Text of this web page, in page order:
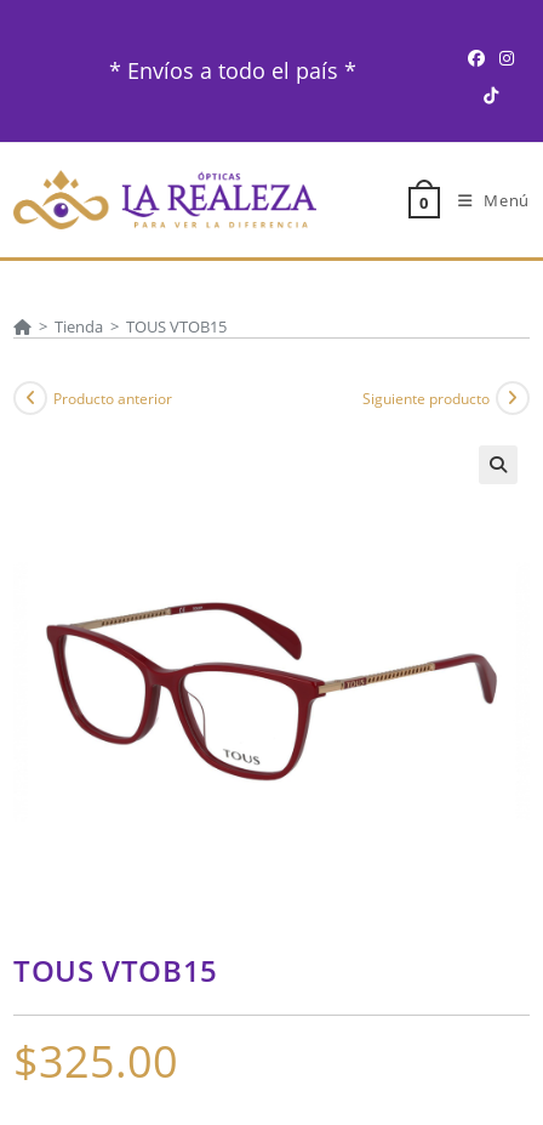
* Envíos a todo el país *
0 Menú
> Tienda > TOUS VTOB15
Producto anterior Siguiente producto
TOUS VTOB15
$325.00